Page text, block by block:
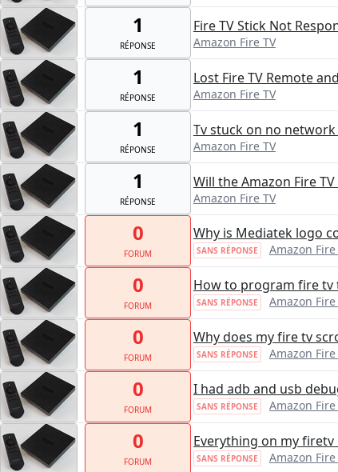
1
RÉPONSE
Fire TV Stick Not
Amazon Fire TV
1
RÉPONSE
Lost Fire TV Remote
Amazon Fire TV
1
RÉPONSE
Tv stuck on no
Amazon Fire TV
1
RÉPONSE
Will the Amazon Fire
Amazon Fire TV
0
FORUM
Why is Mediatek logo
SANS RÉPONSE Amazon Fire
0
FORUM
How to program fire tv
SANS RÉPONSE Amazon Fire
0
FORUM
Why does my fire tv
SANS RÉPONSE Amazon Fire
0
FORUM
I had adb and usb
SANS RÉPONSE Amazon Fire
0
FORUM
Everything on my
SANS RÉPONSE Amazon Fire